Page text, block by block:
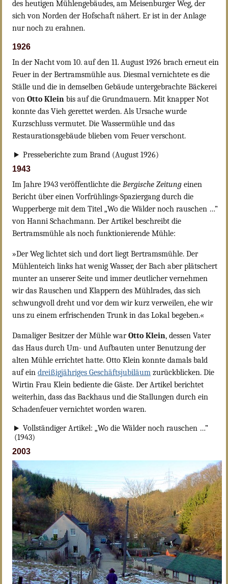
des heutigen Mühlengebäudes, am Meisenburger Weg, der
sich von Norden der Hofschaft nähert. Er ist in der Anlage
nur noch zu erahnen.
1926
In der Nacht vom 10. auf den 11. August 1926 brach erneut ein
Feuer in der Bertramsmühle aus. Diesmal vernichtete es die
Ställe und die in demselben Gebäude untergebrachte Bäckerei
von Otto Klein bis auf die Grundmauern. Mit knapper Not
konnte das Vieh gerettet werden. Als Ursache wurde
Kurzschluss vermutet. Die Wassermühle und das
Restaurationsgebäude blieben vom Feuer verschont.
Presseberichte zum Brand (August 1926)
1943
Im Jahre 1943 veröffentlichte die Bergische Zeitung einen
Bericht über einen Vorfrühlings-Spaziergang durch die
Wupperberge mit dem Titel „Wo die Wälder noch rauschen …”
von Hanni Schachmann. Der Artikel beschreibt die
Bertramsmühle als noch funktionierende Mühle:
»Der Weg lichtet sich und dort liegt Bertramsmühle. Der
Mühlenteich links hat wenig Wasser, der Bach aber plätschert
munter an unserer Seite und immer deutlicher vernehmen
wir das Rauschen und Klappern des Mühlrades, das sich
schwungvoll dreht und vor dem wir kurz verweilen, ehe wir
uns zu einem erfrischenden Trunk in das Lokal begeben.«
Damaliger Besitzer der Mühle warOtto Klein, dessen Vater
das Haus durch Um- und Aufbauten unter Benutzung der
alten Mühle errichtet hatte. Otto Klein konnte damals bald
auf ein dreißigjähriges Geschäftsjubiläum zurückblicken. Die
Wirtin Frau Klein bediente die Gäste. Der Artikel berichtet
weiterhin, dass das Backhaus und die Stallungen durch ein
Schadenfeuer vernichtet worden waren.
Vollständiger Artikel: „Wo die Wälder noch rauschen …”
(1943)
2003